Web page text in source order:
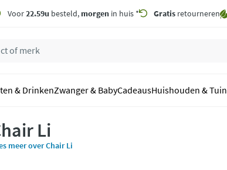
Voor22.59u besteld, morgen in huis * Gratis retourneren
& DrinkenZwanger & BabyCadeausHuishouden & Tuin
Li
meer over Chair Li